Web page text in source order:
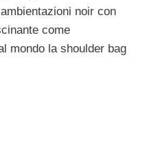
noir con
come
mondo la shoulder bag